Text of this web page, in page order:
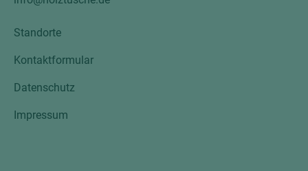
Standorte
Kontaktformular
Datenschutz
Impressum